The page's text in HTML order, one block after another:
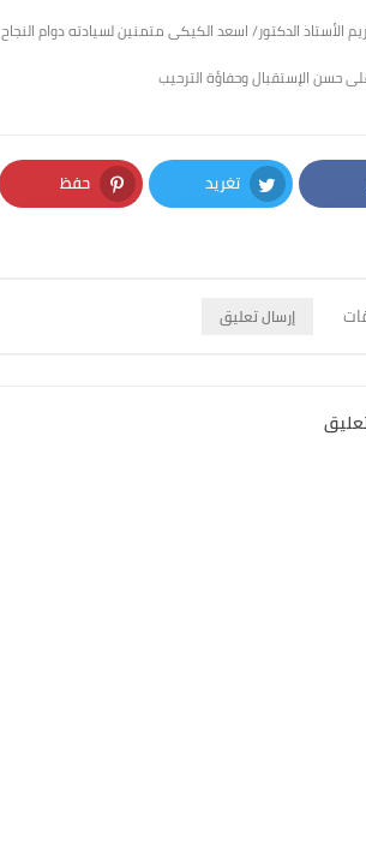
الأستاذ الدكتور/ اسعد الكيكى متمنين لسيادته دوام
حسن الإستقبال وحفاؤة الترحيب
تغريد
Twitter
حفظ
Pinterest
إرسال تعليق